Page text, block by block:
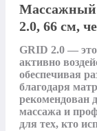
Массажный
2.0, 66 см,
GRID 2.0 —
активно
обеспечивая
благодаря
рекомендован
массажа и
для тех, кто